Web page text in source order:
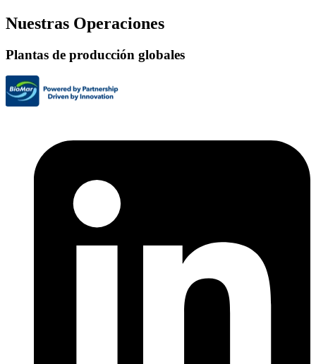
Nuestras Operaciones
Plantas de producción globales